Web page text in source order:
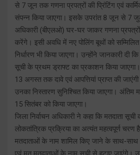
से 7 जून तक गणना प्रपत्रों की प्रिंटिंग एवं
संपन्न किया जाएगा। इसके उपरांत 8 जून से 7
अधिकारी (बीएलओ) घर-घर जाकर गणना
करेंगे। इसी अवधि में नए पोलिंग बूथों को
निर्धारण भी किया जाएगा। उन्होंने जानकारी दी
सूची के प्रथम ड्राफ्ट का प्रकाशन किया
13 अगस्त तक दावे एवं आपत्तियां प्राप्त की
उनका निस्तारण सुनिश्चित किया जाएगा। अंतिम
15 सितंबर को किया जाएगा।
जिला निर्वाचन अधिकारी ने कहा कि मतदाता सूची
लोकतांत्रिक प्रक्रिया का अत्यंत महत्वपूर्ण चरण
मतदाताओं के नाम शामिल किए जाने के साथ-साथ